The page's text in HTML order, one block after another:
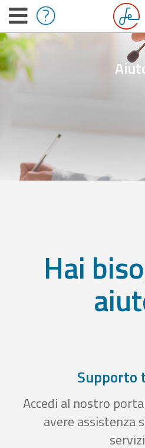
Hai
Supporto
Accedi al nostro
avere assistenza